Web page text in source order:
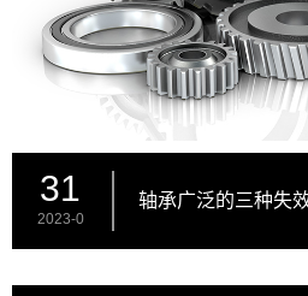
31
2023-0
轴承广泛的三种失